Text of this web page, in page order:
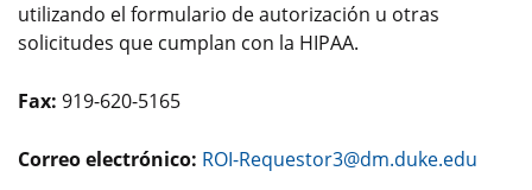
utilizando el formulario de autorización u otras
solicitudes que cumplan con la HIPAA.
Fax: 919-620-5165
Correo electrónico: ROI-Requestor3@dm.duke.edu